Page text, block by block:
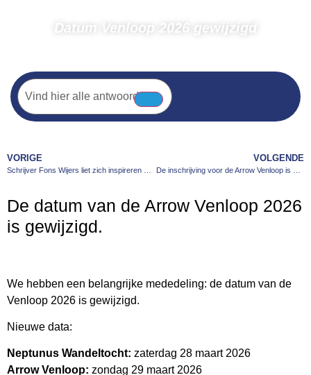
Datum Venloop 2026 gewijzigd
VORIGE VOLGENDE
De datum van de Arrow Venloop 2026
is gewijzigd.
We hebben een belangrijke mededeling: de datum van de
Venloop 2026 is gewijzigd.
Nieuwe data:
Neptunus Wandeltocht: zaterdag 28 maart 2026
Arrow Venloop: zondag 29 maart 2026